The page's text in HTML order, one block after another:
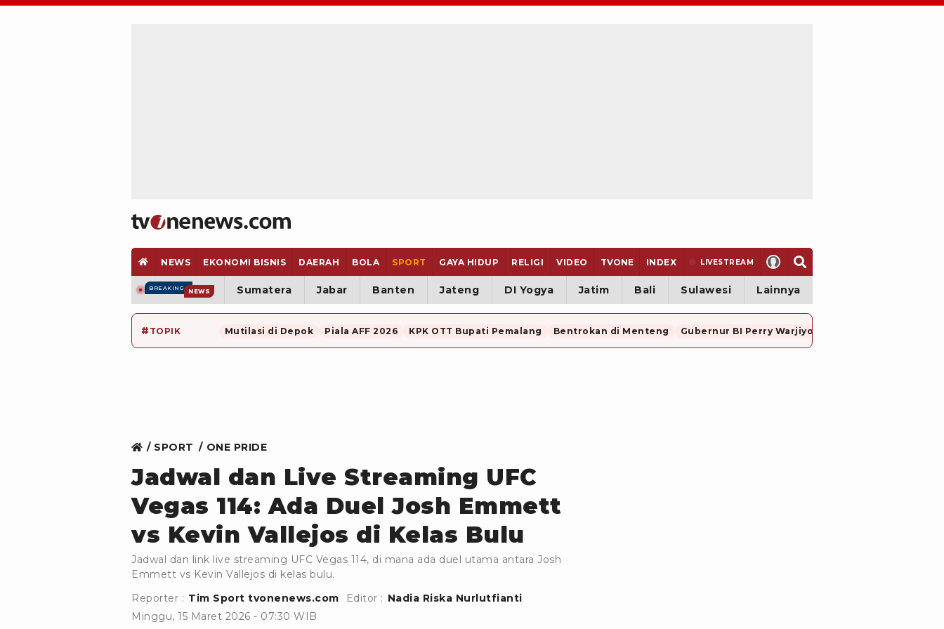
NEWS EKONOMI BISNIS DAERAH BOLA SPORT GAYA HIDUP RELIGI VIDEO TVONE INDEX LIVESTREAM
BREAKING NEWS Sumatera Jabar Banten Jateng DI Yogya Jatim Bali Sulawesi Lainnya
# TOPIK Mutilasi di Depok Piala AFF 2026 KPK OTT Bupati Pemalang Bentrokan di Menteng Gubernur BI Perry Warjiyo Mundur
SPORT ONE PRIDE
Jadwal dan Live Streaming UFC
Vegas 114: Ada Duel Josh Emmett
vs Kevin Vallejos di Kelas Bulu
Jadwal dan link live streaming UFC Vegas 114, di mana ada duel utama antara Josh
Emmett vs Kevin Vallejos di kelas bulu.
Reporter : Tim Sport tvonenews.com Editor : Nadia Riska Nurlutfianti
Minggu, 15 Maret 2026 - 07:30 WIB